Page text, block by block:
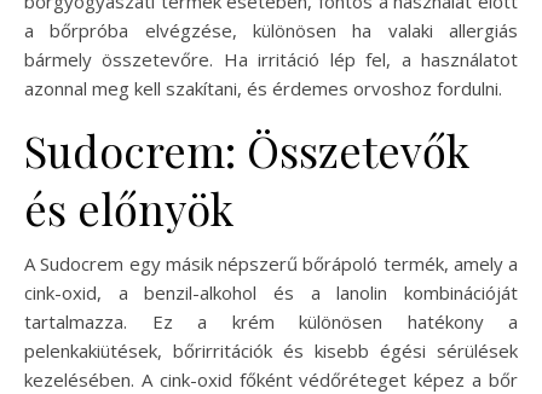
a bőrpróba elvégzése, különösen ha valaki allergiás
bármely összetevőre. Ha irritáció lép fel, a használatot
azonnal meg kell szakítani, és érdemes orvoshoz fordulni.
Sudocrem: Összetevők
és előnyök
A Sudocrem egy másik népszerű bőrápoló termék, amely a
cink-oxid, a benzil-alkohol és a lanolin kombinációját
tartalmazza. Ez a krém különösen hatékony a
pelenkakiütések, bőrirritációk és kisebb égési sérülések
kezelésében. A cink-oxid főként védőréteget képez a bőr